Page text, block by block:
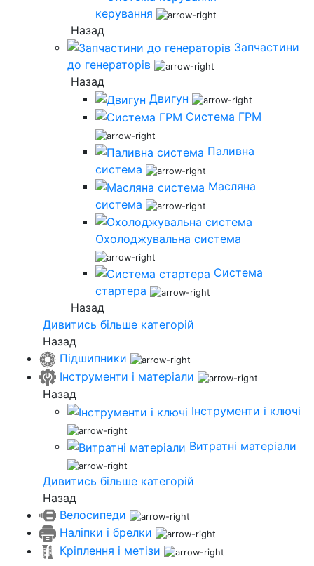
керування
Назад
Запчастини
до генераторів
Назад
Двигун
Система ГРМ
Паливна
система
Масляна
система
Охолоджувальна система
Система
стартера
Назад
Дивитись більше категорій
Назад
Підшипники
Інструменти і матеріали
Назад
Інструменти і ключі
Витратні матеріали
Дивитись більше категорій
Назад
Велосипеди
Наліпки і брелки
Кріплення і метізи